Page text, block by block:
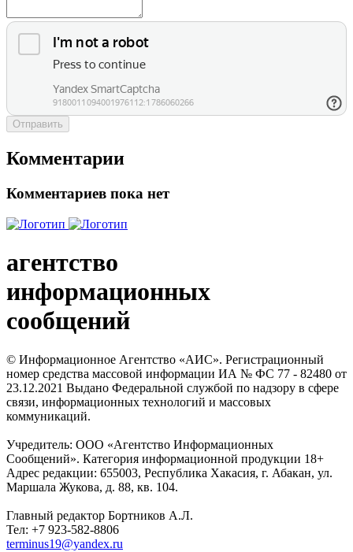
Отправить
Комментарии
Комментариев пока нет
агентство
информационных
сообщений
© Информационное Агентство «АИС». Регистрационный
номер средства массовой информации ИА № ФС 77 - 82480 от
23.12.2021 Выдано Федеральной службой по надзору в сфере
связи, информационных технологий и массовых
коммуникаций.
Учредитель: ООО «Агентство Информационных
Сообщений». Категория информационной продукции 18+
Адрес редакции: 655003, Республика Хакасия, г. Абакан, ул.
Маршала Жукова, д. 88, кв. 104.
Главный редактор Бортников А.Л.
Тел: +7 923-582-8806
terminus19@yandex.ru